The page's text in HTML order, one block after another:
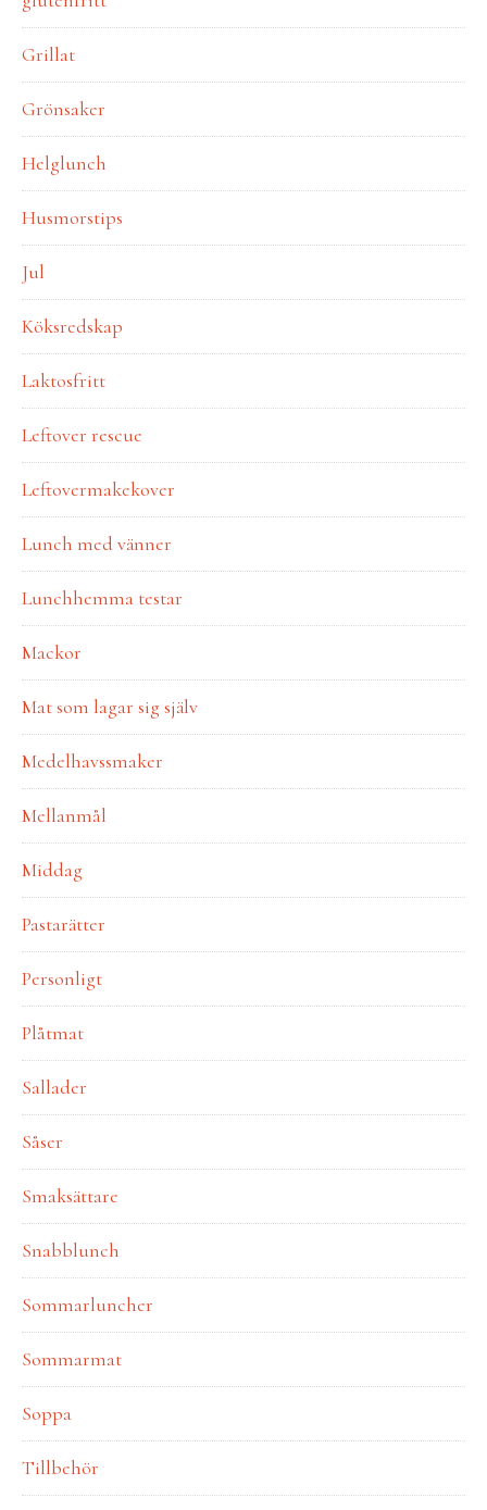
Grillat
Grönsaker
Helglunch
Husmorstips
Jul
Köksredskap
Laktosfritt
Leftover rescue
Leftovermakekover
Lunch med vänner
Lunchhemma testar
Mackor
Mat som lagar sig själv
Medelhavssmaker
Mellanmål
Middag
Pastarätter
Personligt
Plåtmat
Sallader
Såser
Smaksättare
Snabblunch
Sommarluncher
Sommarmat
Soppa
Tillbehör